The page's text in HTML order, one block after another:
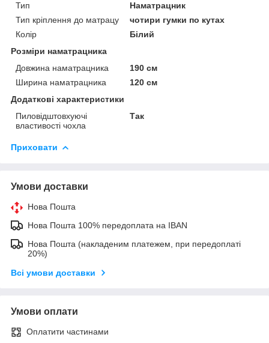
Тип
Наматрацник
Тип кріплення до матрацу
чотири гумки по кутах
Колір
Білий
Розміри наматрацника
Довжина наматрацника
190 см
Ширина наматрацника
120 см
Додаткові характеристики
Пиловідштовхуючі
властивості чохла
Так
Приховати
Умови доставки
Нова Пошта
Нова Пошта 100% передоплата на IBAN
Нова Пошта (накладеним платежем, при передоплаті
20%)
Всі умови доставки
Умови оплати
Оплатити частинами